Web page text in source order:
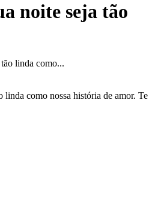
noite seja tão
linda como nossa história de amor. Te